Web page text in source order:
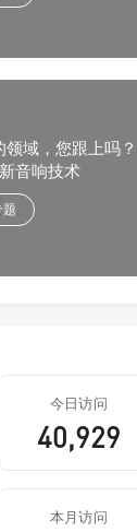
域，您跟上吗？
音响技术
今日访问
40,929
本月访问